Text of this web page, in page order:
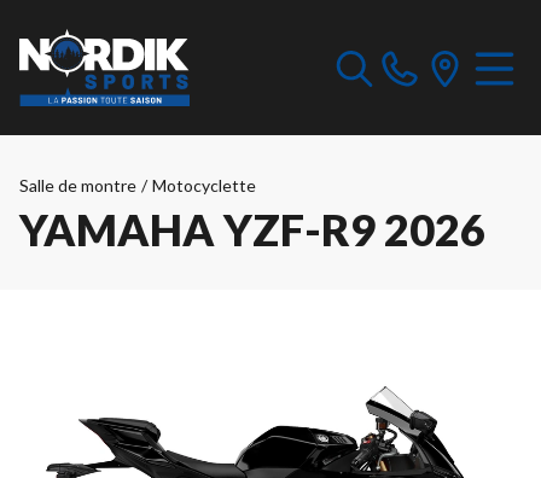
Salle de montre / Motocyclette
YAMAHA YZF-R9 2026